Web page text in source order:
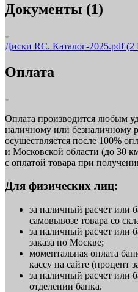
Документы (1)
Диски RC. Каталог-2025.pdf(2
Оплата
Оплата производится любым
наличному или безналичному
осуществляется после 100%
и Московской области (до 30
с оплатой товара при
Для физических лиц:
за наличный расчет или
самовывозе товара со
за наличный расчет или
заказа по Москве;
моментальная оплата
кассу на сайте (процент
за наличный расчет или
отделении банка.